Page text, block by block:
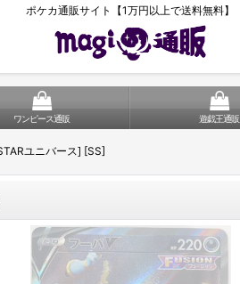
ポケカ通販サイト【1万円以上で送料無料】
ワンピース通販 遊戯王通販
ユニバース] [SS]